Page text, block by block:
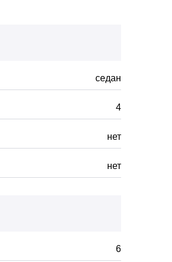
седан
4
нет
нет
6